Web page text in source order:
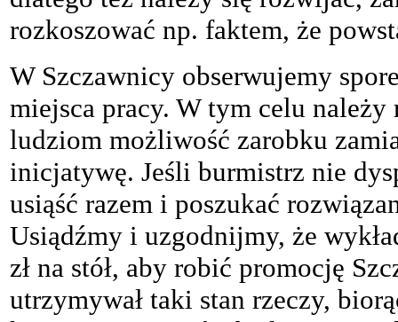
rozkoszować np. faktem, że
W Szczawnicy obserwujemy
miejsca pracy. W tym celu
ludziom możliwość zarobku
inicjatywę. Jeśli burmistrz nie
usiąść razem i poszukać
Usiądźmy i uzgodnijmy, że
zł na stół, aby robić promocję
utrzymywał taki stan rzeczy,